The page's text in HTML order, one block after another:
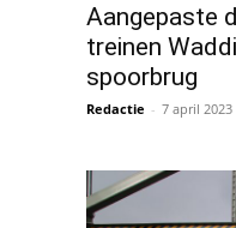
Aangepaste
treinen
spoorbrug
Redactie - 7 april 2023